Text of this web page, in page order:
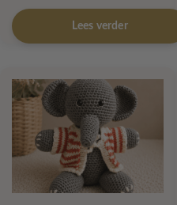
Lees verder